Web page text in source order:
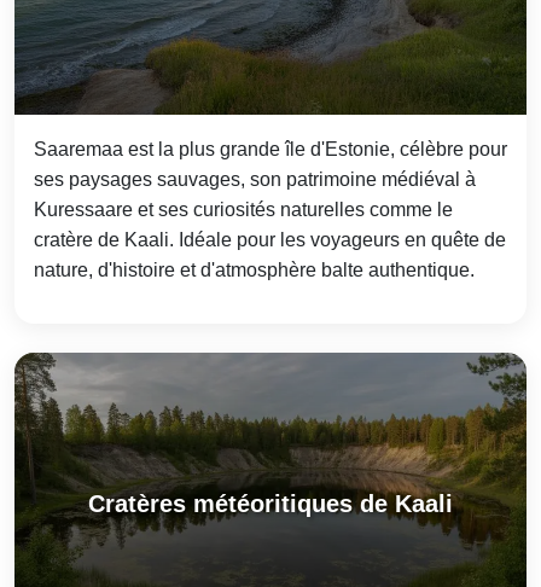
Saaremaa est la plus grande île d'Estonie, célèbre pour
ses paysages sauvages, son patrimoine médiéval à
Kuressaare et ses curiosités naturelles comme le
cratère de Kaali. Idéale pour les voyageurs en quête de
nature, d'histoire et d'atmosphère balte authentique.
Cratères météoritiques de Kaali